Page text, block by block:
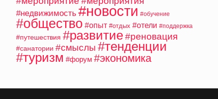
#недвижимость #новости #обучение
#общество #опыт #отдых #отели #поддержка
#путешествия #развитие#реновация
#санатории #смыслы #тенденции
#туризм #форум #экономика